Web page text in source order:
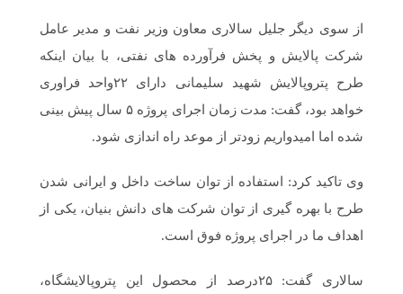
از سوی دیگر جلیل سالاری معاون وزیر نفت و مدیر عامل
شرکت پالایش و پخش فرآورده های نفتی، با بیان اینکه
طرح پتروپالایش شهید سلیمانی دارای ۲۲واحد فراوری
خواهد بود، گفت: مدت زمان اجرای پروژه ۵ سال پیش بینی
شده اما امیدواریم زودتر از موعد راه اندازی شود.
وی تاکید کرد: استفاده از توان ساخت داخل و ایرانی شدن
طرح با بهره گیری از توان شرکت های دانش بنیان، یکی از
اهداف ما در اجرای پروژه فوق است.
سالاری گفت: ۲۵درصد از محصول این پتروپالایشگاه،